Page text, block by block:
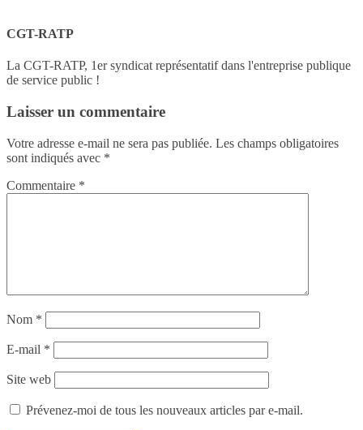
CGT-RATP
La CGT-RATP, 1er syndicat représentatif dans l'entreprise publique
de service public !
Laisser un commentaire
Votre adresse e-mail ne sera pas publiée. Les champs obligatoires
sont indiqués avec *
Commentaire *
Nom *
E-mail *
Site web
Prévenez-moi de tous les nouveaux articles par e-mail.